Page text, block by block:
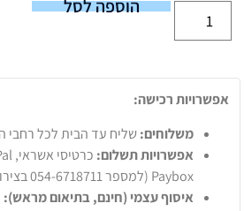
הוספה לסל
אפשרויות רכישה:
משלוחים:שליח עד הבית לכל רחבי הארץ ב-39 ש"ח (עבור
אפשרויות תשלום:
Paybox (למספר 054-6718711 בצירוף מספר הזמנה).
איסוף עצמי (חינם, בתיאום מראש):